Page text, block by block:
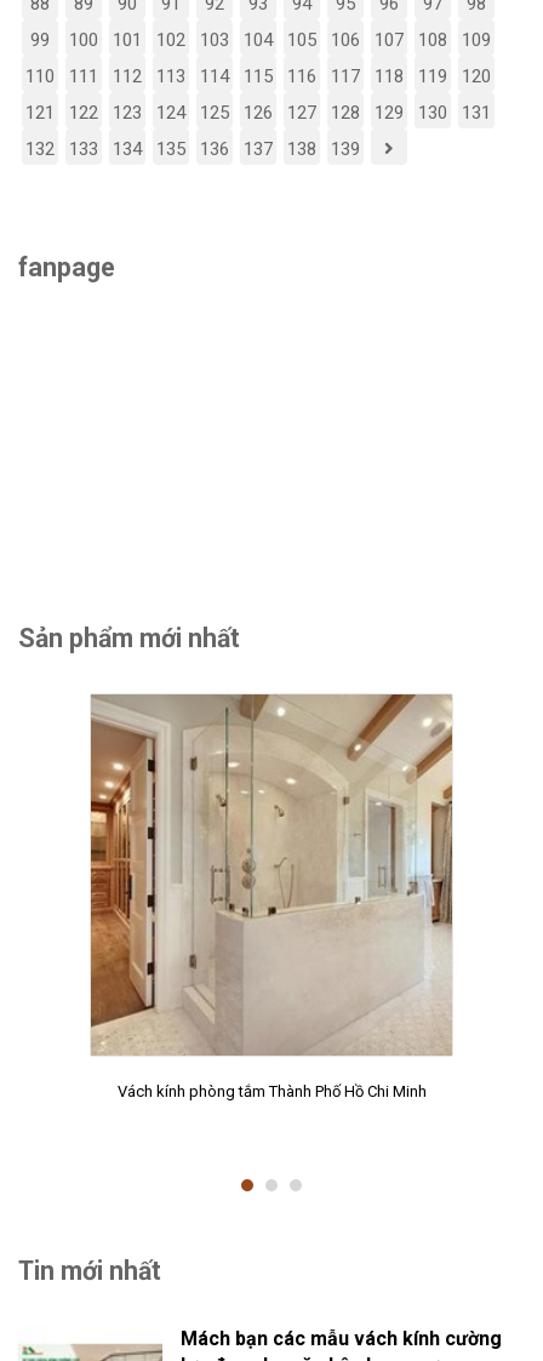
99
100 101 102 103 104 105 106 107 108
109
110
111 112 113 114 115 116 117 118 119
120
121
122 123 124 125 126 127 128 129 130
131
132
133 134 135 136 137 138 139
fanpage
Sản phẩm mới nhất
Vách kính phòng tắm Thành Phố Hồ Chi Minh
Tin mới nhất
Mách bạn các mẫu vách kính cường